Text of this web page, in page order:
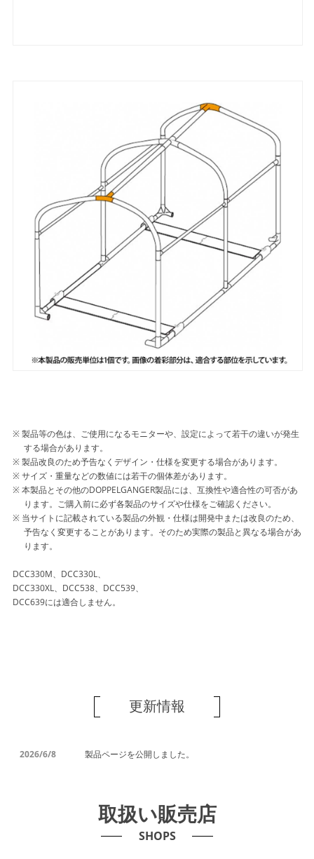
製品等の色は、ご使用になるモニターや、設定によって若干の違いが発生
する場合があります。
製品改良のため予告なくデザイン・仕様を変更する場合があります。
サイズ・重量などの数値には若干の個体差があります。
本製品とその他のDOPPELGANGER製品には、互換性や適合性の可否があ
ります。ご購入前に必ず各製品のサイズや仕様をご確認ください。
当サイトに記載されている製品の外観・仕様は開発中または改良のため、
予告なく変更することがあります。そのため実際の製品と異なる場合があ
ります。
DCC330M、DCC330L、
DCC330XL、DCC538、DCC539、
DCC639には適合しません。
更新情報
2026/6/8 製品ページを公開しました。
取扱い販売店
SHOPS